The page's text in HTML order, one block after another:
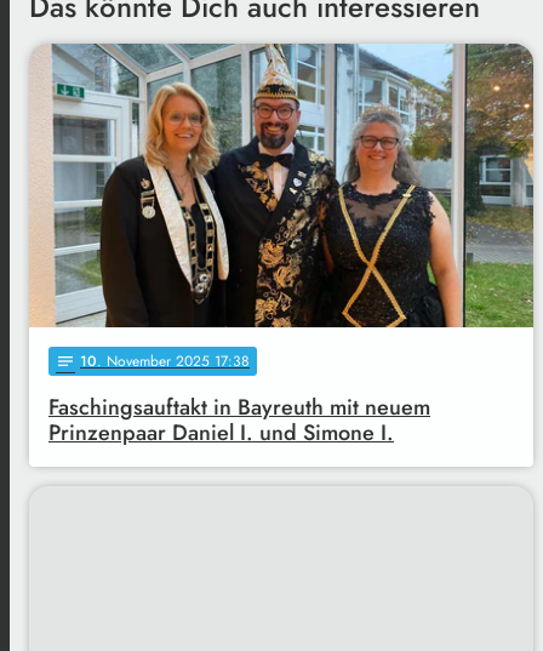
notes 10. November 2025 17:38
Faschingsauftakt in Bayreuth mit neuem
Prinzenpaar Daniel I. und Simone I.